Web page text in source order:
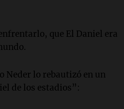
que El Daniel era
Neder lo rebautizó en un
de los estadios”: